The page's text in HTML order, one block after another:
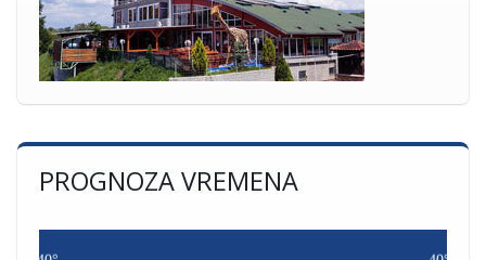
PROGNOZA VREMENA